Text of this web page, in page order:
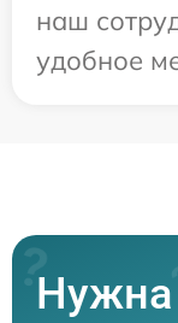
наш
удобное
Нужна